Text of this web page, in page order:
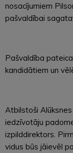
nosacījumiem
pašvaldībai
Pašvaldība
kandidātiem un
Atbilstoši
iedzīvotāju
izpilddirektors.
vidus būs jāievēl